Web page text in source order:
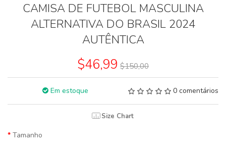
CAMISA DE FUTEBOL MASCULINA
ALTERNATIVA DO BRASIL 2024
AUTÊNTICA
$46,99 $150,00
Em estoque 0 comentários
Size Chart
Tamanho